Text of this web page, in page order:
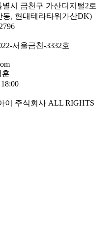
별시 금천구 가산디지털2로
동, 현대테라타워가산DK)
서울금천-3332호
훈
이 주식회사 ALL RIGHTS